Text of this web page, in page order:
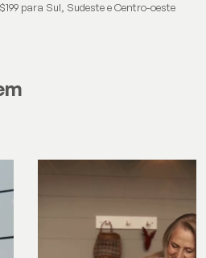
para Sul, Sudeste e Centro-oeste